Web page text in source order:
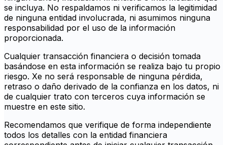
se incluya. No respaldamos ni verificamos la legitimidad
de ninguna entidad involucrada, ni asumimos ninguna
responsabilidad por el uso de la información
proporcionada.
Cualquier transacción financiera o decisión tomada
basándose en esta información se realiza bajo tu propio
riesgo. Xe no será responsable de ninguna pérdida,
retraso o daño derivado de la confianza en los datos, ni
de cualquier trato con terceros cuya información se
muestre en este sitio.
Recomendamos que verifique de forma independiente
todos los detalles con la entidad financiera